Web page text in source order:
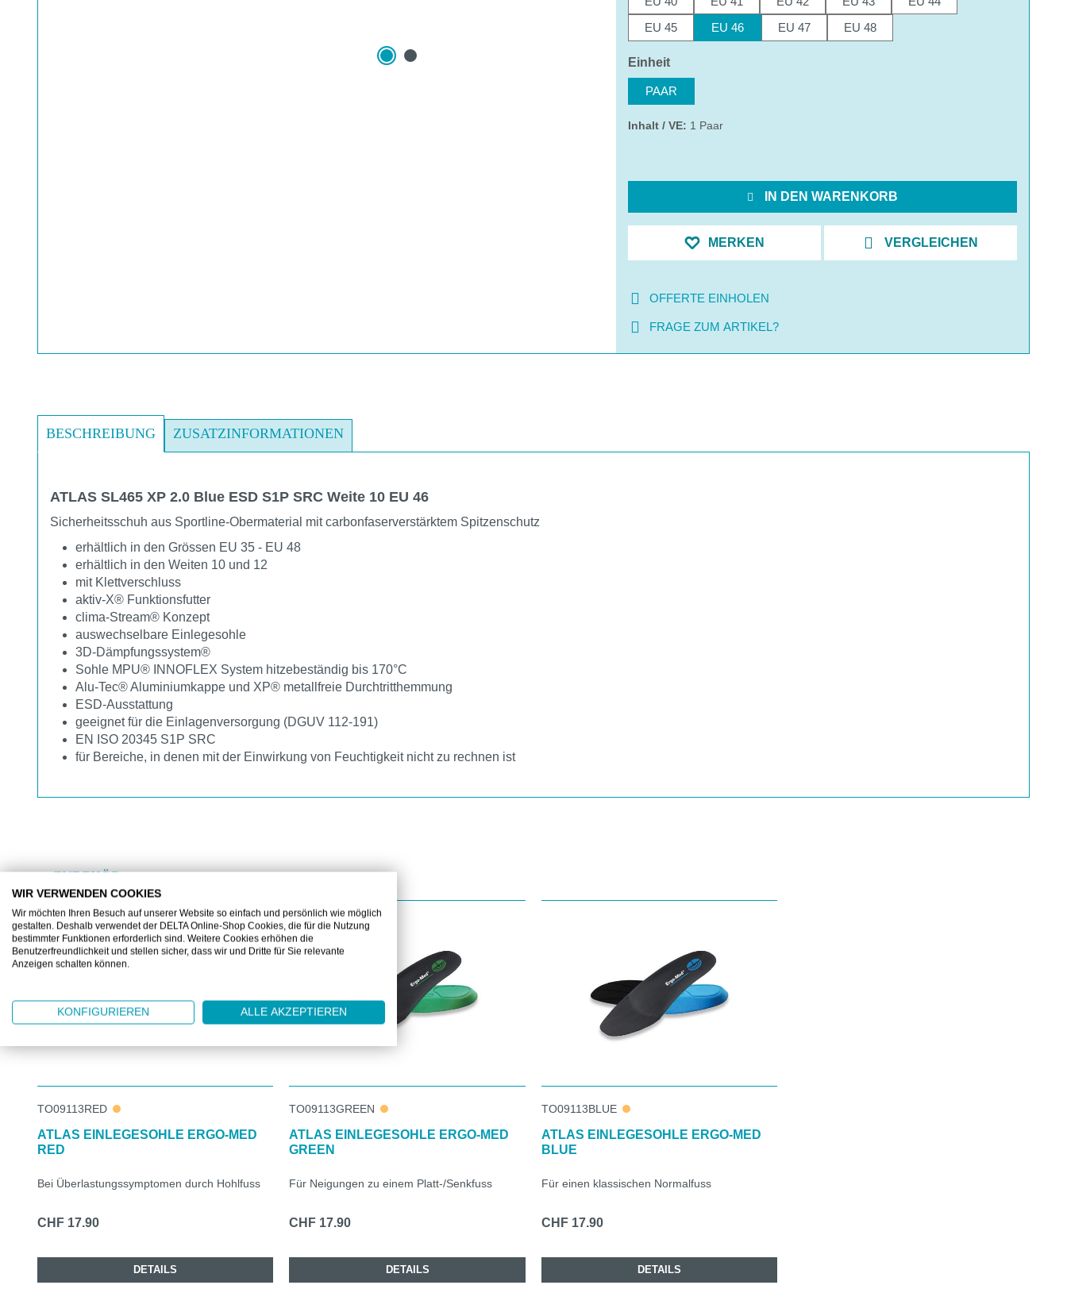
EU 45
EU 46 EU 47 EU 48
Einheitauswählen
PAAR
Inhalt / VE: 1 Paar
IN DEN WARENKORB
MERKEN VERGLEICHEN
OFFERTE EINHOLEN
FRAGE ZUM ARTIKEL?
BESCHREIBUNG ZUSATZINFORMATIONEN
ATLAS SL465 XP 2.0 Blue ESD S1P SRC Weite 10 EU 46
Sicherheitsschuh aus Sportline-Obermaterial mit carbonfaserverstärktem Spitzenschutz
erhältlich in den Grössen EU 35 - EU 48
erhältlich in den Weiten 10 und 12
mit Klettverschluss
aktiv-X® Funktionsfutter
clima-Stream® Konzept
auswechselbare Einlegesohle
3D-Dämpfungssystem®
Sohle MPU® INNOFLEX System hitzebeständig bis 170°C
Alu-Tec® Aluminiumkappe und XP® metallfreie Durchtritthemmung
ESD-Ausstattung
geeignet für die Einlagenversorgung (DGUV 112-191)
EN ISO 20345 S1P SRC
für Bereiche, in denen mit der Einwirkung von Feuchtigkeit nicht zu rechnen ist
ZUBEHÖR
Produktgalerie überspringen
TO09113RED
ATLAS EINLEGESOHLE ERGO-MED
RED
Bei Überlastungssymptomen durch Hohlfuss
CHF 17.90
DETAILS
TO09113GREEN
ATLAS EINLEGESOHLE ERGO-MED
GREEN
Für Neigungen zu einem Platt-/Senkfuss
CHF 17.90
DETAILS
TO09113BLUE
ATLAS EINLEGESOHLE ERGO-MED
BLUE
Für einen klassischen Normalfuss
CHF 17.90
DETAILS
WIR VERWENDEN COOKIES
Wir möchten Ihren Besuch auf unserer Website so einfach und persönlich wie möglich
gestalten. Deshalb verwendet der DELTA Online-Shop Cookies, die für die Nutzung
bestimmter Funktionen erforderlich sind. Weitere Cookies erhöhen die
Benutzerfreundlichkeit und stellen sicher, dass wir und Dritte für Sie relevante
Anzeigen schalten können.
KONFIGURIEREN ALLE AKZEPTIEREN